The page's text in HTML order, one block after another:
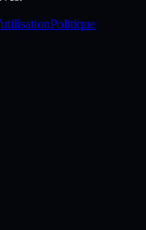
Politique